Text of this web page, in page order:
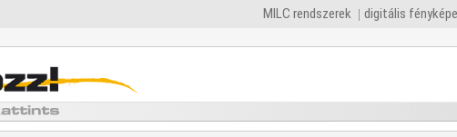
MILC rendszerek digitális